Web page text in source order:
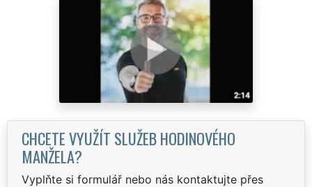
CHCETE VYUŽÍT SLUŽEB HODINOVÉHO
MANŽELA?
Vyplňte si formulář nebo nás kontaktujte přes